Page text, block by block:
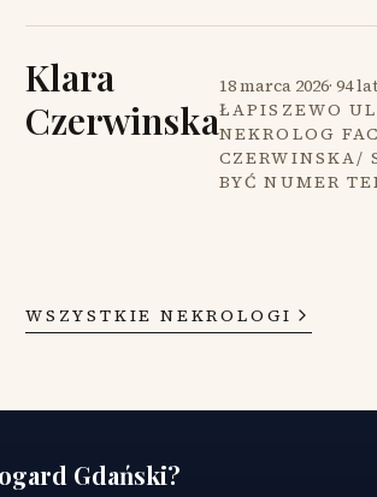
Klara
Czerwinska
18 marca 2026· 94 lat
ŁAPISZEWO
NEKROLOG
CZERWINSKA/
BYĆ NUMER
WSZYSTKIE NEKROLOGI
Gdański?